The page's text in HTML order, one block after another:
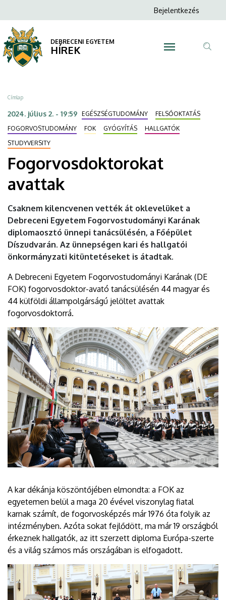
Fogorvosdoktorokat
avattak
|
DEBRECENI
EGYETEM
a
tartalomra
Anonim
menüje
Bejelentkezés
DEBRECENI EGYETEM
HÍREK
Morzsa
Címlap
2024. július 2. - 19:59 EGÉSZSÉGTUDOMÁNY
FELSŐOKTATÁS
FOGORVOSTUDOMÁNY
FOK GYÓGYÍTÁS
HALLGATÓK
STUDYVERSITY
Fogorvosdoktorokat
avattak
Csaknem kilencvenen vették át oklevelüket a
Debreceni Egyetem Fogorvostudományi Karának
diplomaosztó ünnepi tanácsülésén, a Főépület
Díszudvarán. Az ünnepségen kari és hallgatói
önkormányzati kitüntetéseket is átadtak.
A Debreceni Egyetem Fogorvostudományi Karának (DE
FOK) fogorvosdoktor-avató tanácsülésén 44 magyar és
44 külföldi állampolgárságú jelöltet avattak
fogorvosdoktorrá.
A kar dékánja köszöntőjében elmondta: a FOK az
egyetemen belül a maga 20 évével viszonylag fiatal
karnak számít, de fogorvosképzés már 1976 óta folyik az
intézményben. Azóta sokat fejlődött, ma már 19 országból
érkeznek hallgatók, az itt szerzett diploma Európa-szerte
és a világ számos más országában is elfogadott.